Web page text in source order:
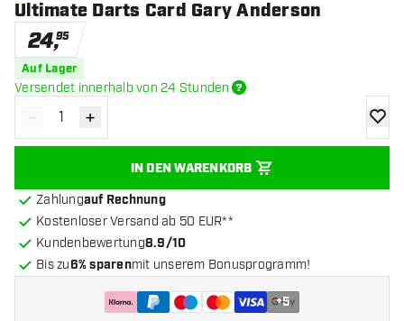
Ultimate Darts Card Gary Anderson
24,95
Auf Lager
Versendet innerhalb von 24 Stunden
Menge verringern
- Menge erhöhen
+
IN DEN WARENKORB
Zur
Zahlungauf Rechnung
Kostenloser Versand ab 50 EUR**
Kundenbewertung8.9/10
Bis zu6% sparenmit unserem Bonusprogramm!
+5